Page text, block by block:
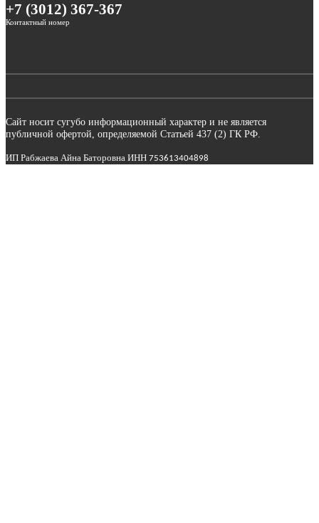
+7 (3012) 367-367
Контактный номер
Сайт носит сугубо информационный характер и не является
публичной офертой, определяемой Статьей 437 (2) ГК РФ.
ИП Рабжаева Айна Баторовна ИНН 753613404898